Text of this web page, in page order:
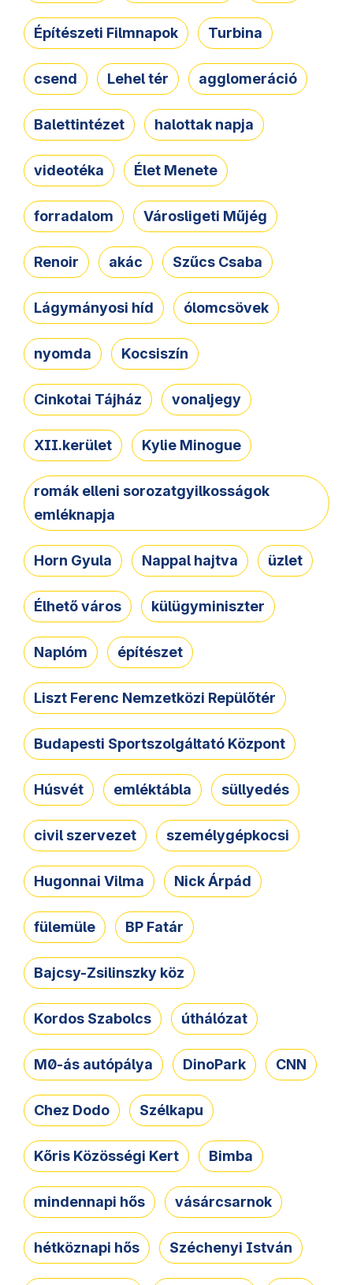
Építészeti Filmnapok Turbina
csend Lehel tér agglomeráció
Balettintézet halottak napja
videotéka Élet Menete
forradalom Városligeti Műjég
Renoir akác Szűcs Csaba
Lágymányosi híd ólomcsövek
nyomda Kocsiszín
Cinkotai Tájház vonaljegy
XII.kerület Kylie Minogue
romák elleni sorozatgyilkosságok
emléknapja
Horn Gyula Nappal hajtva üzlet
Élhető város külügyminiszter
Naplóm építészet
Liszt Ferenc Nemzetközi Repülőtér
Budapesti Sportszolgáltató Központ
Húsvét emléktábla süllyedés
civil szervezet személygépkocsi
Hugonnai Vilma Nick Árpád
fülemüle BP Fatár
Bajcsy-Zsilinszky köz
Kordos Szabolcs úthálózat
M0-ás autópálya DinoPark CNN
Chez Dodo Szélkapu
Kőris Közösségi Kert Bimba
mindennapi hős vásárcsarnok
hétköznapi hős Széchenyi István